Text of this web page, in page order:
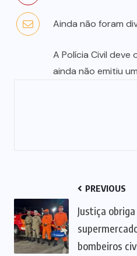
Ainda não foram
A Polícia Civil
ainda não emitiu
PREVIOUS
Justiça
bombeiros